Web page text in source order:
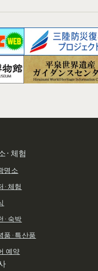
·체험
명소
·체험
·숙박
품·특산품
예약